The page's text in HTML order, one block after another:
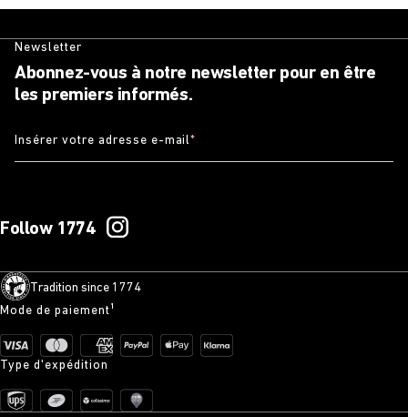
Newsletter
Abonnez-vous à notre newsletter pour en être
les premiers informés.
Insérer votre adresse e-mail*
Follow 1774
Tradition since 1774
Mode de paiement¹
Type d'expédition